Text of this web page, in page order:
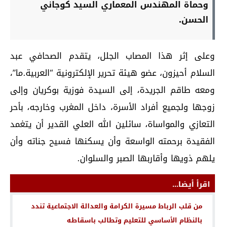
وحماة المهندس المعماري السيد كوجاني
الحسن.
وعلى إثر هذا المصاب الجلل، يتقدم الصحافي عبد
السلام أحيزون، عضو هيئة تحرير الإلكترونية “العربية.ما”،
ومعه طاقم الجريدة، إلى السيدة فوزية بوكريان وإلى
زوجها ولجميع أفراد الأسرة، داخل المغرب وخارجه، بأحر
التعازي والمواساة، سائلين الله العلي القدير أن يتغمد
الفقيدة برحمته الواسعة وأن يسكنها فسيح جناته وأن
يلهم ذويها وأقاربها الصبر والسلوان.
اقرأ أيضا...
من قلب الرباط مسيرة الكرامة والعدالة الاجتماعية تندد
بالنظام الأساسي للتعليم وتطالب باسقاطه